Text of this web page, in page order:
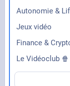
Autonomie &
Jeux vidéo
Finance &
Le Vidéoclub 🍿